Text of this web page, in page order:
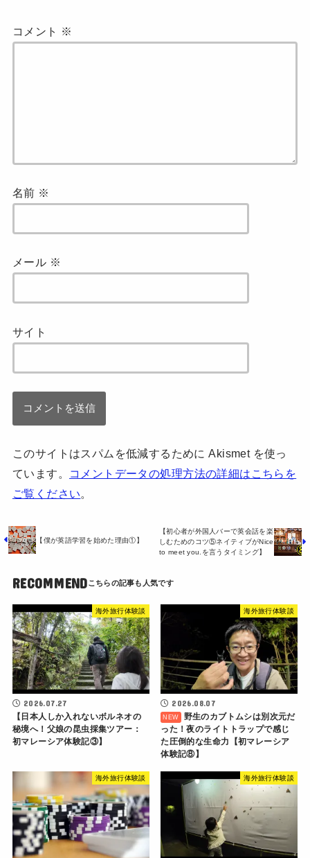
コメント ※
名前 ※
メール ※
サイト
このサイトはスパムを低減するために Akismet を使っ
ています。
コメントデータの処理方法の詳細はこちらを
ご覧ください。
【僕が英語学習を始めた理由①】
【初心者が外国人バーで英会話を楽
しむためのコツ⑤ネイティブがNice
to meet you.を言うタイミング】
RECOMMEND
海外旅行体験談
2026.07.27
【日本人しか入れないボルネオの
秘境へ！父娘の昆虫採集ツアー：
初マレーシア体験記③】
海外旅行体験談
2026.08.07
野生のカブトムシは別次元だ
った！夜のライトトラップで感じ
た圧倒的な生命力【初マレーシア
体験記⑧】
海外旅行体験談 海外旅行体験談